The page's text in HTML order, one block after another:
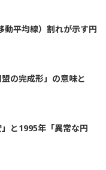
動平均線）割れが示す円
盟の完成形」の意味と
」と1995年「異常な円